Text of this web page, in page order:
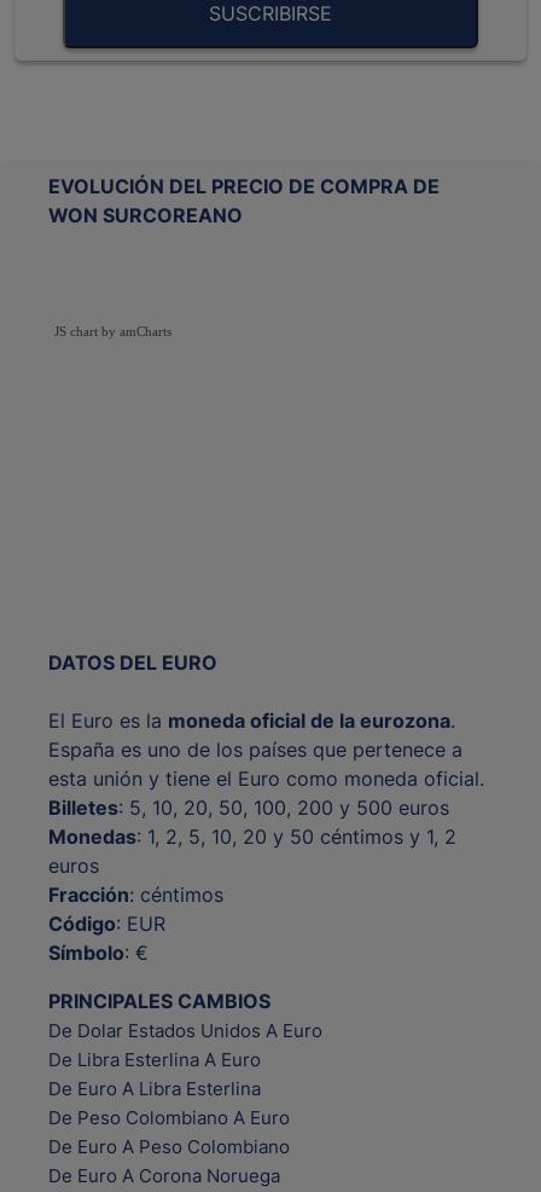
SUSCRIBIRSE
EVOLUCIÓN DEL PRECIO DE COMPRA DE
WON SURCOREANO
JS chart by amCharts
DATOS DEL EURO
El Euro es la moneda oficial de la eurozona.
España es uno de los países que pertenece a
esta unión y tiene el Euro como moneda oficial.
Billetes: 5, 10, 20, 50, 100, 200 y 500 euros
Monedas: 1, 2, 5, 10, 20 y 50 céntimos y 1, 2
euros
Fracción: céntimos
Código: EUR
Símbolo: €
PRINCIPALES CAMBIOS
De Dolar Estados Unidos A Euro
De Libra Esterlina A Euro
De Euro A Libra Esterlina
De Peso Colombiano A Euro
De Euro A Peso Colombiano
De Euro A Corona Noruega